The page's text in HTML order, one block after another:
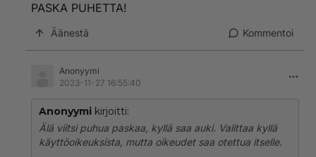
PASKA PUHETTA!
Äänestä Kommentoi
Anonyymi
2023-11-27 16:55:40
Anonyymi kirjoitti:
Älä viitsi puhua paskaa, kyllä saa auki. Valittaa kyllä
käyttöoikeuksista, mutta oikeudet saa otettua itselle.